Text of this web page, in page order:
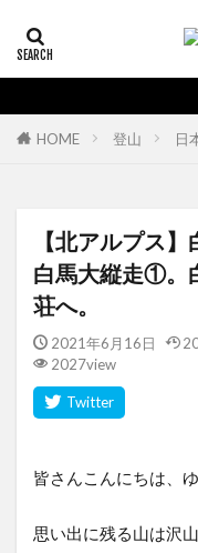
HOME 登山 日
【北アルプス
白馬大縦走①。
荘へ。
2021年6月16日
2027view
皆さんこんにちは、ゆ
思い出に残る山は沢